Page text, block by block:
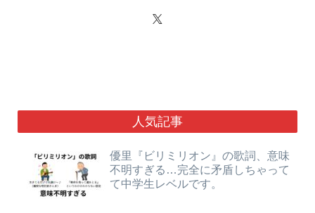
人気記事
優里『ビリミリオン』の歌詞、意味
不明すぎる…完全に矛盾しちゃって
て中学生レベルです。